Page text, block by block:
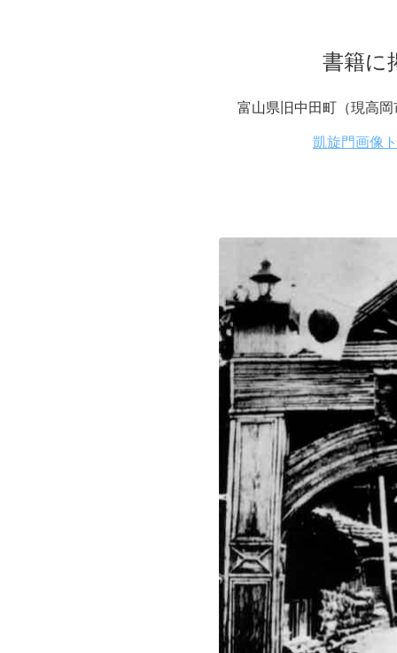
書籍に
富山県旧中田町（現高
凱旋門画像